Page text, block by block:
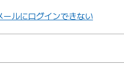
ルにログインできない